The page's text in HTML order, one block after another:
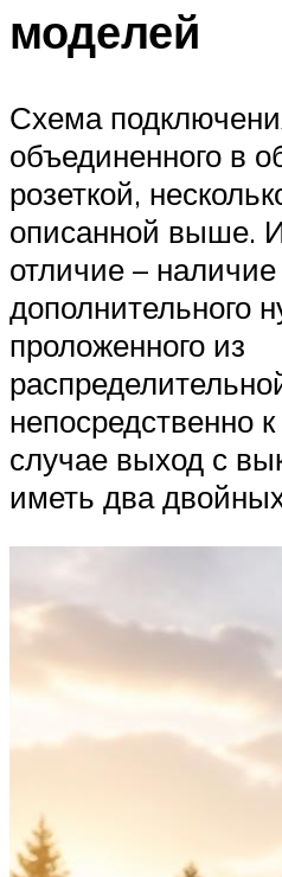
моделей
Схема
объединенного в
розеткой,
описанной выше.
отличие – наличие
дополнительного
проложенного из
непосредственно
случае выход с
иметь два